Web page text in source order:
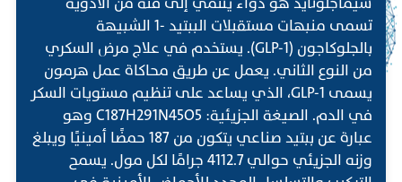
تسمى منبهات مستقبلات الببتيد -1 الشبيهة
بالجلوكاجون (GLP-1). يستخدم في علاج مرض السكري
من النوع الثاني. يعمل عن طريق محاكاة عمل هرمون
يسمى GLP-1، الذي يساعد على تنظيم مستويات السكر
في الدم. الصيغة الجزيئية: C187H291N45O5 وهو
عبارة عن ببتيد صناعي يتكون من 187 حمضًا أمينيًا ويبلغ
وزنه الجزيئي حوالي 4112.7 جرامًا لكل مول. يسمح